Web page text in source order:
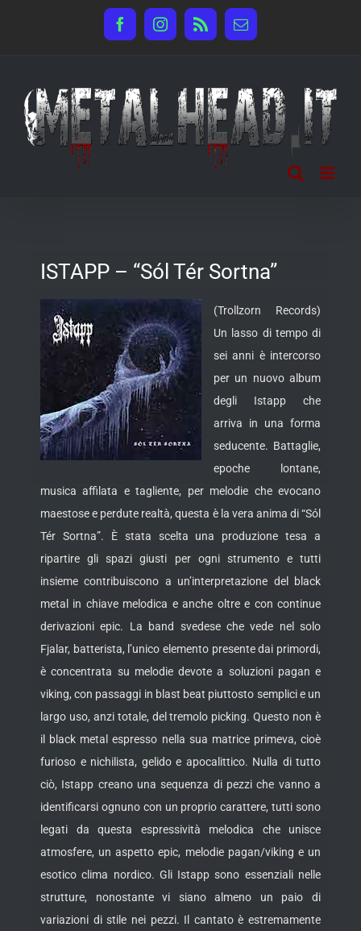
FacebookInstagram
Rss Email
ISTAPP – “Sól Tér Sortna”
(Trollzorn Records)
Un lasso di tempo di
sei anni è intercorso
per un nuovo album
degli Istapp che
arriva in una forma
seducente. Battaglie,
epoche lontane,
musica affilata e tagliente, per melodie che evocano
maestose e perdute realtà, questa è la vera anima di “Sól
Tér Sortna”. È stata scelta una produzione tesa a
ripartire gli spazi giusti per ognistrumento e tutti
insieme contribuiscono a un’interpretazione del black
metal in chiave melodica e anche oltre e con continue
derivazioni epic. La band svedese che vede nel solo
Fjalar, batterista, l’unico elemento presente dai primordi,
è concentrata su melodie devote a soluzioni pagan e
viking, con passaggi in blast beat piuttosto semplici e un
largo uso, anzi totale, del tremolo picking. Questo non è
il black metal espresso nella sua matrice primeva, cioè
furioso e nichilista, gelido e apocalittico. Nulla di tutto
ciò, Istapp creano una sequenza di pezzi che vanno a
identificarsi ognuno con un proprio carattere, tutti sono
legati da questa espressività melodica che unisce
atmosfere, un aspetto epic, melodie pagan/viking e un
esotico clima nordico. Gli Istapp sono essenziali nelle
strutture, nonostante vi siano almeno un paio di
variazioni di stile nei pezzi. Il cantato è estremamente